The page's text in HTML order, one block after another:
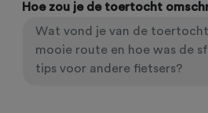
Hoe zou je de toertocht